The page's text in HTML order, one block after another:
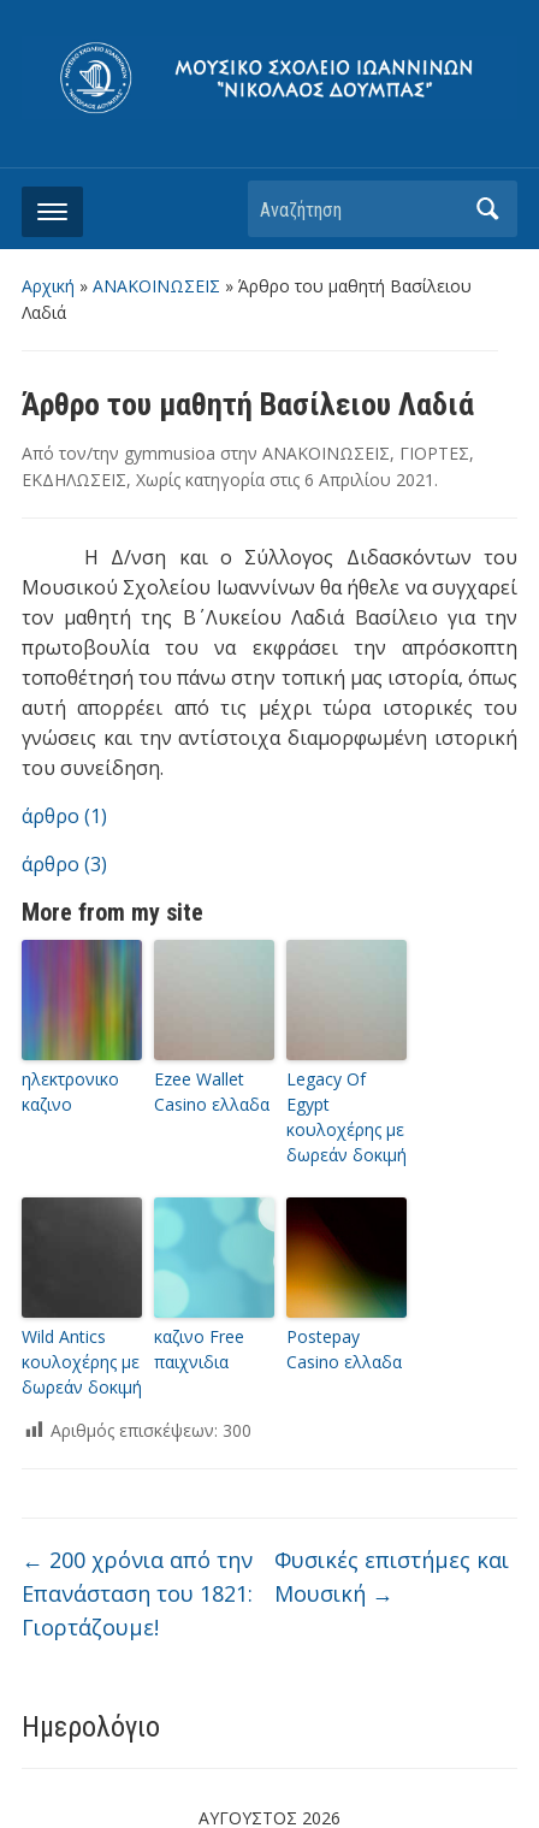
Αρχική » ΑΝΑΚΟΙΝΩΣΕΙΣ » Άρθρο του μαθητή Βασίλειου
Λαδιά
Ημερολόγιο
ΑΎΓΟΥΣΤΟΣ 2026
Άρθρο του μαθητή Βασίλειου Λαδιά
Από τον/την gymmusioa στην ΑΝΑΚΟΙΝΩΣΕΙΣ, ΓΙΟΡΤΕΣ,
ΕΚΔΗΛΩΣΕΙΣ, Χωρίς κατηγορίαστις 6 Απριλίου 2021 .
Η Δ/νση και ο Σύλλογος Διδασκόντων του
Μουσικού Σχολείου Ιωαννίνων θα ήθελε να συγχαρεί
τον μαθητή της Β΄ Λυκείου Λαδιά Βασίλειο για την
πρωτοβουλία του να εκφράσει την απρόσκοπτη
τοποθέτησή του πάνω στην τοπική μας ιστορία, όπως
αυτή απορρέει από τις μέχρι τώρα ιστορικές του
γνώσεις και την αντίστοιχα διαμορφωμένη ιστορική
του συνείδηση.
άρθρο (1)
άρθρο (3)
More from my site
ηλεκτρονικο
καζινο
Ezee Wallet
Casino ελλαδα
Legacy Of
Egypt
κουλοχέρης με
δωρεάν δοκιμή
Wild Antics
κουλοχέρης με
δωρεάν δοκιμή
καζινο Free
παιχνιδια
Postepay
Casino ελλαδα
Αριθμός επισκέψεων: 300
← 200 χρόνια από την
Επανάσταση του 1821:
Γιορτάζουμε!
Φυσικές επιστήμες και
Μουσική →